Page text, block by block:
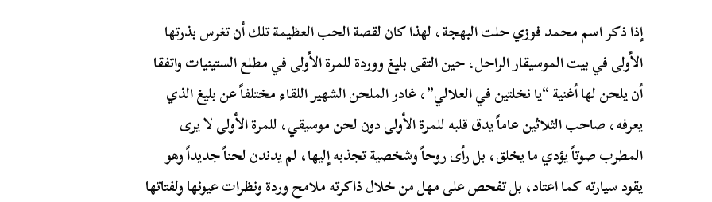
إذا ذكر اسم محمد فوزي حلت البهجة، لهذا كان لقصة الحب العظيمة تلك أن تغرس بذرتها
الأولى في بيت الموسيقار الراحل، حين التقى بليغ ووردة للمرة الأولى في مطلع الستينيات واتفقا
أن يلحن لها أغنية “يا نخلتين في العلالي”، غادر الملحن الشهير اللقاء مختلفاً عن بليغ الذي
يعرفه، صاحب الثلاثين عاماً يدق قلبه للمرة الأولى دون لحن موسيقي، للمرة الأولى لا يرى
المطرب صوتاً يؤدي ما يخلق، بل رأى روحاً وشخصية تجذبه إليها، لم يدندن لحناً جديداً وهو
يقود سيارته كما اعتاد، بل تفحص على مهل من خلال ذاكرته ملامح وردة ونظرات عيونها ولفتاتها